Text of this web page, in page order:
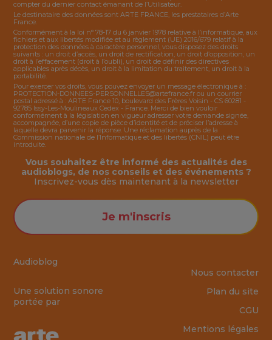
compter du dernier contact émanant de l’Utilisateur.
Le destinataire des données sont ARTE FRANCE, les prestataires d’Arte
France.
Conformément à la loi n° 78-17 du 6 janvier 1978 relative à l’informatique, aux
fichiers et aux libertés modifiée et au règlement (UE) 2016/679 relatif à la
protection des données à caractère personnel, vous disposez des droits
suivants : un droit d’accès, un droit de rectification, un droit d’opposition, un
droit à l’effacement (droit à l’oubli), un droit de définir des directives
applicables après décès, un droit à la limitation du traitement, un droit à la
portabilité.
Pour exercer vos droits, vous pouvez envoyer un message électronique à :
PROTECTION-DONNEES-PERSONNELLES@artefrance.fr ou un courrier
postal adressé à : ARTE France 10, boulevard des Frères Voisin - CS 60281 -
92785 Issy-Les-Moulineaux Cedex - France. Merci de bien vouloir
conformément à la législation en vigueur adresser votre demande signée,
accompagnée, d’une copie de pièce d’identité et de préciser l’adresse à
laquelle devra parvenir la réponse. Une réclamation auprès de la
Commission nationale de l’Informatique et des libertés (CNIL) peut être
introduite.
Audioblog
Une solution sonore
portée par
Vous souhaitez être informé des actualités des
audioblogs, de nos conseils et des événements ?
Inscrivez-vous dès maintenant à la newsletter
Je m'inscris
Nous contacter
Plan du site
CGU
Mentions légales